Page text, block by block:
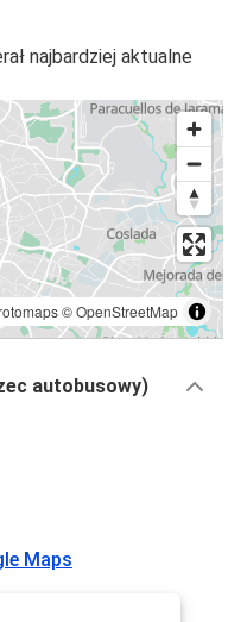
najbardziej aktualne
©OpenStreetMap
autobusowy)
Maps